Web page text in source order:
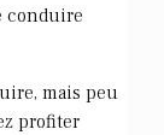
conduire
mais peu
profiter